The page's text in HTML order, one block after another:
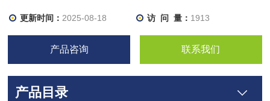
更新时间： 2025-08-18 访 问 量： 1913
产品咨询 联系我们
产品目录